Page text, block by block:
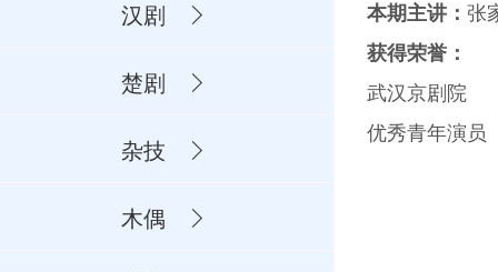
汉剧
楚剧
杂技
木偶
本期主讲： 张
获得荣誉：
武汉京剧院
优秀青年演员